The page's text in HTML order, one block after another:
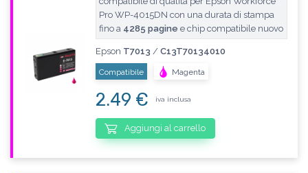
Pro WP-4015DN con una durata di stampa
fino a 4285 pagine e chip compatibile nuovo
Epson T7013 / C13T70134010
Compatibile Magenta
2.49 € iva inclusa
Aggiungi al carrello